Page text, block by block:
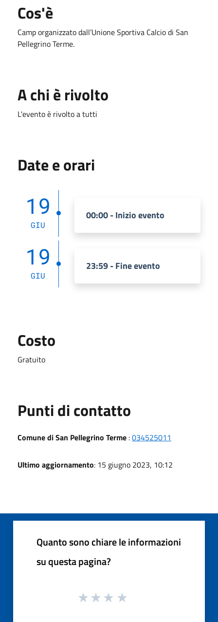
Cos'è
Camp organizzato dall’Unione Sportiva Calcio di San
Pellegrino Terme.
A chi è rivolto
L'evento è rivolto a tutti
Date e orari
19
GIU
00:00 - Inizio evento
19
GIU
23:59 - Fine evento
Costo
Gratuito
Punti di contatto
Comune di San Pellegrino Terme :034525011
Ultimo aggiornamento: 15 giugno 2023, 10:12
Quanto sono chiare le informazioni
su questa pagina?